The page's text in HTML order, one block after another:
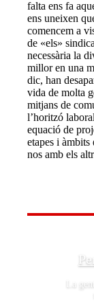
falta ens fa
ens uneixen
comencem a
de «els»
necessària la
millor en una
dic, han
vida de molta
mitjans de
l’horitzó
equació de
etapes i
nos amb els
La